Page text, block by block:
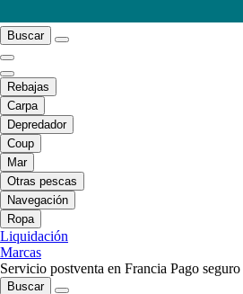
Buscar
Rebajas
Carpa
Depredador
Coup
Mar
Otras pescas
Navegación
Ropa
Liquidación
Marcas
Servicio postventa en Francia Pago seguro
Buscar